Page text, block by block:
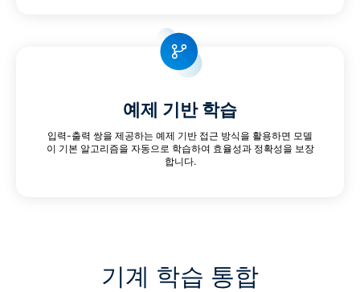
예제 기반 학습
입력-출력 쌍을 제공하는 예제 기반 접근 방식을 활용하면 모델
이 기본 알고리즘을 자동으로 학습하여 효율성과 정확성을 보장
합니다.
기계 학습 통합